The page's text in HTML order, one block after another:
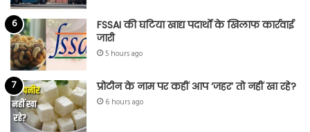
FSSAI की घटिया खाद्य पदार्थों के खिलाफ कार्रवाई
जारी
5 hours ago
प्रोटीन के नाम पर कहीं आप ‘जहर’ तो नहीं खा रहे?
6 hours ago